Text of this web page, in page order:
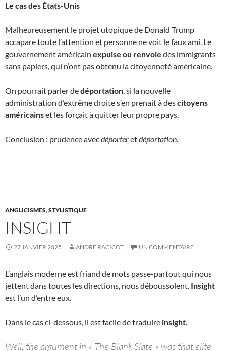
Le cas des États-Unis
Malheureusement le projet utopique de Donald Trump
accapare toute l’attention et personne ne voit le faux ami. Le
gouvernement américain expulse ou renvoie des immigrants
sans papiers, qui n’ont pas obtenu la citoyenneté américaine.
On pourrait parler dedéportation, si la nouvelle
administration d’extrême droite s’en prenait à descitoyens
américainset les forçait à quitter leur propre pays.
Conclusion : prudence avecdéporteretdéportation.
ANGLICISMES,STYLISTIQUE
INSIGHT
27 JANVIER 2025 ANDRE RACICOT UN COMMENTAIRE
L’anglais moderne est friand de mots passe-partout qui nous
jettent dans toutes les directions, nous déboussolent. Insight
est l’un d’entre eux.
Dans le cas ci-dessous, il est facile de traduire insight.
Well, the argument in « The Blank Slate » was that elite